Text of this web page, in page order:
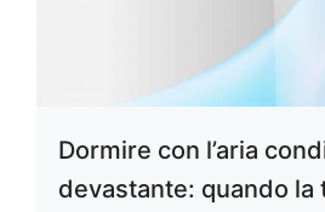
Dormire con l’aria
devastante: quando la